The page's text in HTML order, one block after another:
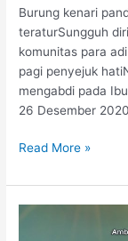
Burung kenari
teraturSungguh
komunitas para
pagi penyejuk
mengabdi pada
26 Desember
Read More »